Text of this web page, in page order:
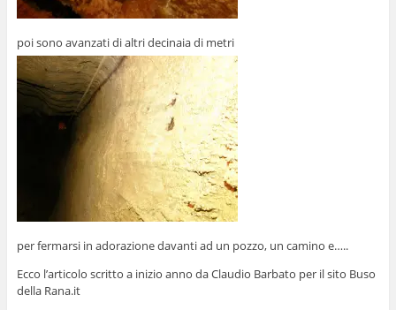
poi sono avanzati di altri decinaia di metri
per fermarsi in adorazione davanti ad un pozzo, un camino e…..
Ecco l’articolo scritto a inizio anno da Claudio Barbato per il sito Buso
della Rana.it